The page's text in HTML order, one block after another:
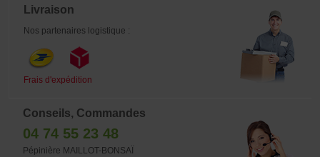
Livraison
Nos partenaires logistique :
Frais d'expédition
Conseils, Commandes
04 74 55 23 48
Pépinière MAILLOT-BONSAÏ